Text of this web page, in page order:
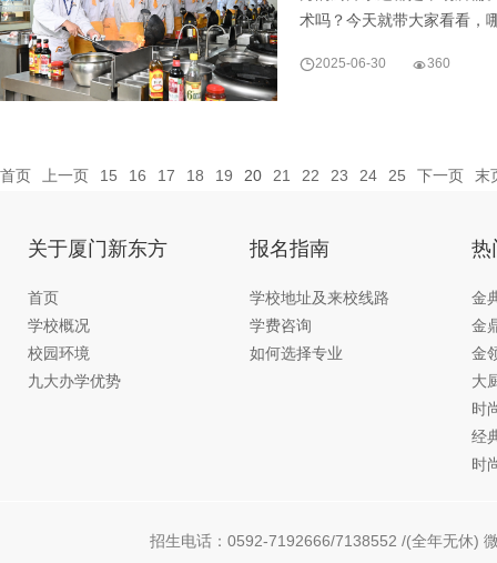
术吗？今天就带大家看看
2025-06-30 360
首页 上一页 15 16 17 18 19 20 21 22 23 24 25 下一页 末
关于厦门新东方
首页
学校概况
校园环境
九大办学优势
报名指南
学校地址及来校线路
学费咨询
如何选择专业
热
金
金
金
大
时
经
时
招生电话：0592-7192666/7138552 /(全年无休)